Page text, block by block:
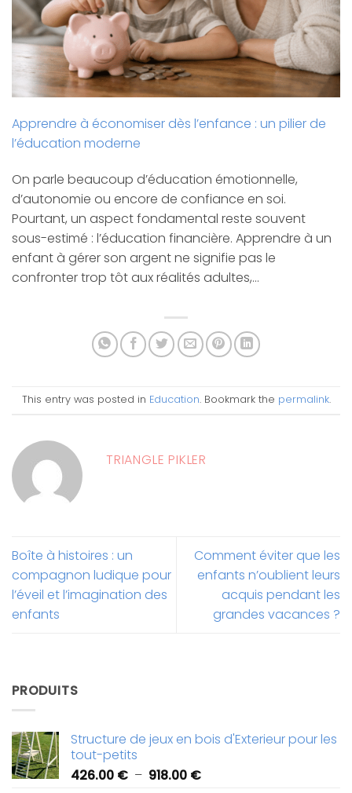
Apprendre à économiser dès l’enfance : un pilier de
l’éducation moderne
On parle beaucoup d’éducation émotionnelle,
d’autonomie ou encore de confiance en soi.
Pourtant, un aspect fondamental reste souvent
sous-estimé : l’éducation financière. Apprendre à un
enfant à gérer son argent ne signifie pas le
confronter trop tôt aux réalités adultes,…
This entry was posted in Education. Bookmark the permalink.
TRIANGLE PIKLER
Boîte à histoires : un
compagnon ludique pour
l’éveil et l’imagination des
enfants
Comment éviter que les
enfants n’oublient leurs
acquis pendant les
grandes vacances ?
PRODUITS
Structure de jeux en bois d'Exterieur pour les
tout-petits
426.00 € – 918.00 €Plage